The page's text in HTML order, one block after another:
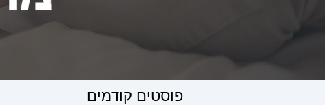
פוסטים קודמים